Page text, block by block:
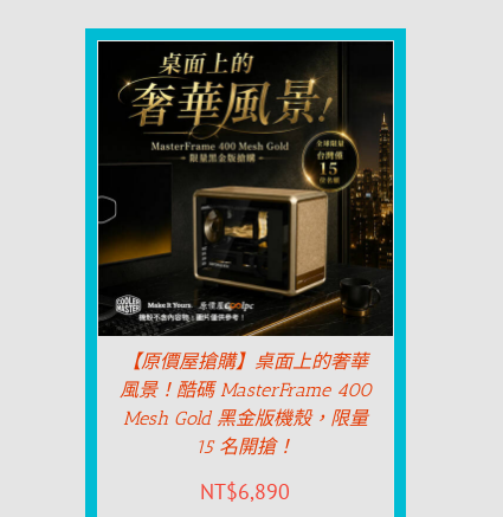
【原價屋搶購】桌面上的奢華
風景！酷碼 MasterFrame 400
Mesh Gold 黑金版機殼，限量
15 名開搶！
NT$6,890